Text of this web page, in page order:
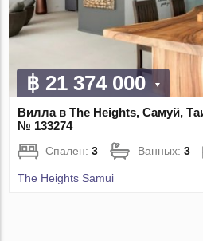
฿ 21 374 000
Вилла в The Heights, Самуй,
№ 133274
Спален:3 Ванных:3
The Heights Samui